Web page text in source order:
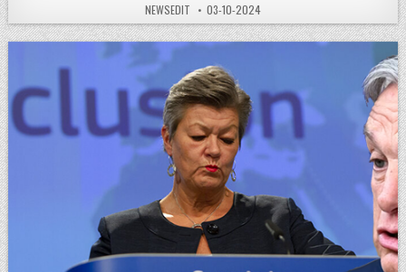
AUTHOR:
NEWSEDIT PUBLISHED DATE:
03-10-2024